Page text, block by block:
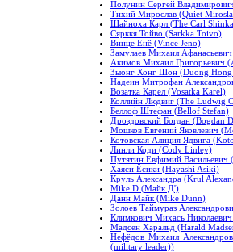
Полунин Сергей
Тихий Мирослав (Quiet
Шайноха Карл (The Carl
Сярккя Тойво (Sarkka Toivo)
Винце Енё (Vince Jeno)
Замулаев Михаил
Акимов Михаил Григорьевич
Зыонг Хонг Шон (Duong Hong
Надеин Митрофан
Возатка Карел (Vosatka Karel)
Коллийн Людвиг (The Ludwig
Беллоф Штефан (Bellof Stefan)
Дроздовский Богдан (Bogdan
Мошков Евгений Яковлевич
Котовская Алиция Ядвига
Линли Коди (Cody Linley)
Путятин Евфимий Васильевич
Хаяси Ёсики (Hayashi Asiki)
Круль Александра (Krul
Mike D (Майк Д')
Данн Майк (Mike Dunn)
Золоев Таймураз
Климкович Михась
Мадсен Харальд (Harald
Нефёдов Михаил
(military leader))